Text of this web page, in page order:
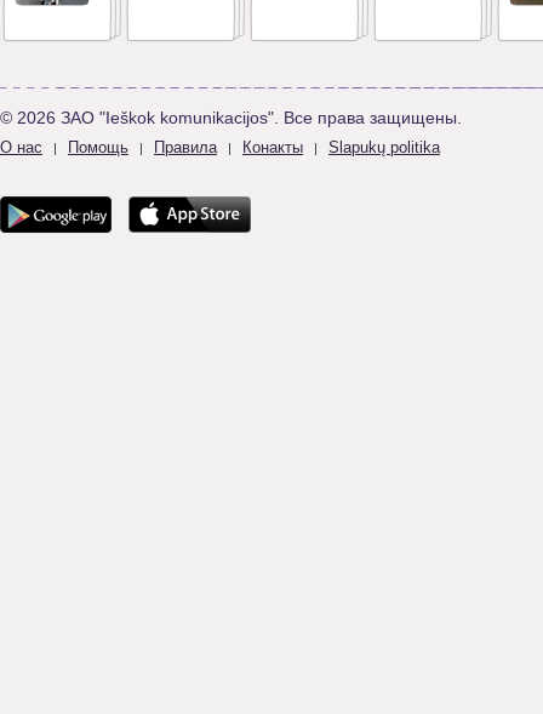
© 2026 ЗАО "Ieškok komunikacijos". Все права защищены.
О нас | Помощь | Правила | Конакты | Slapukų politika